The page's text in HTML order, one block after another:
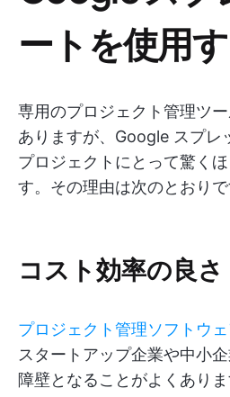
ートを使用
専用のプロジェクト管理ツ
ありますが、Google スプレ
プロジェクトにとって驚く
す。その理由は次のとおりで
コスト効率の良さ
プロジェクト管理ソフトウ
スタートアップ企業や中小
障壁となることがよくあり